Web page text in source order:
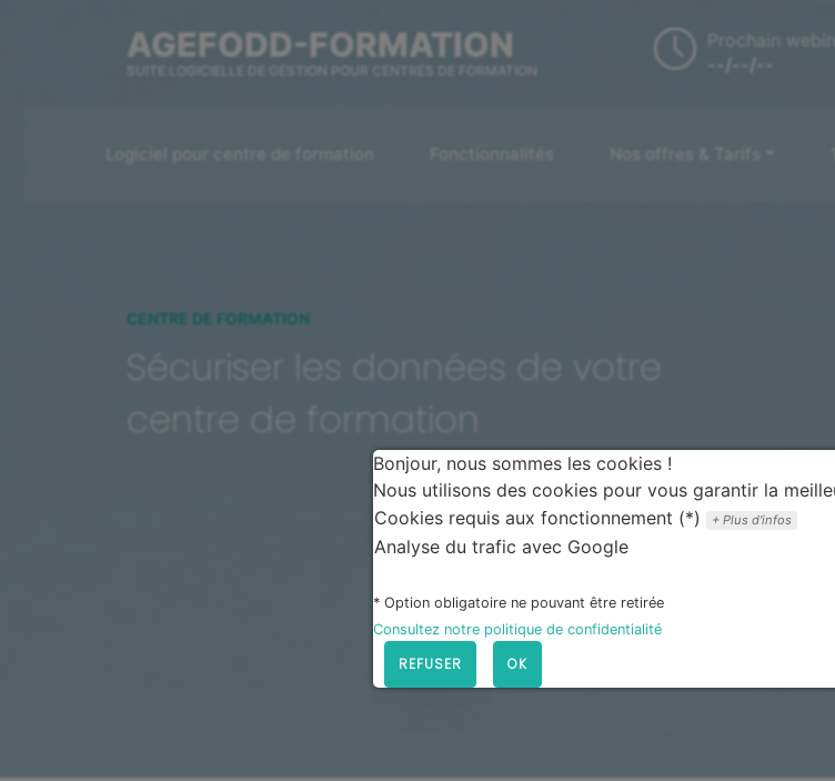
AGEFODD-FORMATION
SUITE LOGICIELLE DE GESTION POUR CENTRES DE FORMATION
Prochain
--/--/--
Logiciel pour centre de formation Fonctionnalités Nos offres & Tarifs
CENTRE DE FORMATION
Sécuriser les données de votre
centre de formation
Bonjour, nous sommes les cookies !
Nous utilisons des cookies pour vous garantir la
Cookies requis aux fonctionnement (*)
Plus d'infos
Analyse du trafic avec Google
* Option obligatoire ne pouvant être retirée
Consultez notre politique de confidentialité
REFUSER OK